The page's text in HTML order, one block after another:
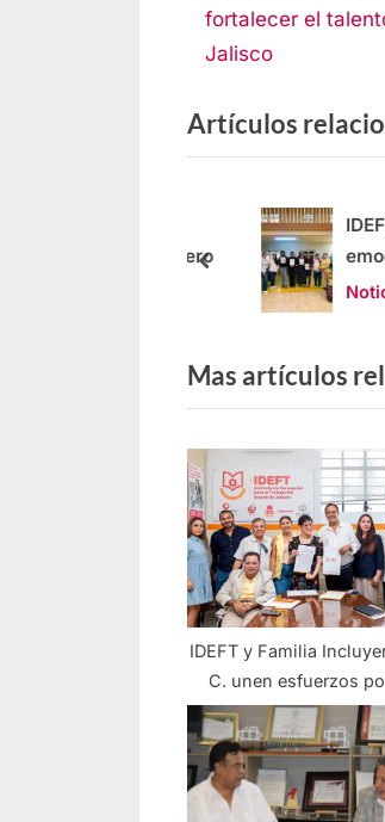
fortalecer el
Jalisco
Artículos
IDEFT
equipo
Noticias
Mas artículos
IDEFT y Familia
C. unen esfuerzos
inclusión y la